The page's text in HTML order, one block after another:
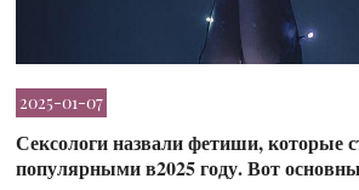
2025-01-07
Сексологи назвали фетиши, которые
популярными в2025 году. Вот